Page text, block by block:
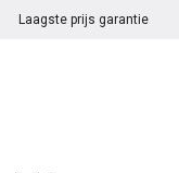
Laagste prijs garantie